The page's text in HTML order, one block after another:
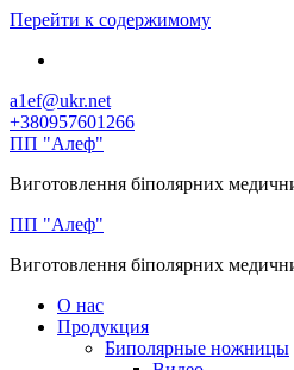
Перейти к содержимому
a1ef@ukr.net
+380957601266
ПП "Алеф"
Виготовлення біполярних
ПП "Алеф"
Виготовлення біполярних
О нас
Продукция
Биполярные ножницы